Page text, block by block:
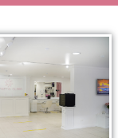
LAND
косметике